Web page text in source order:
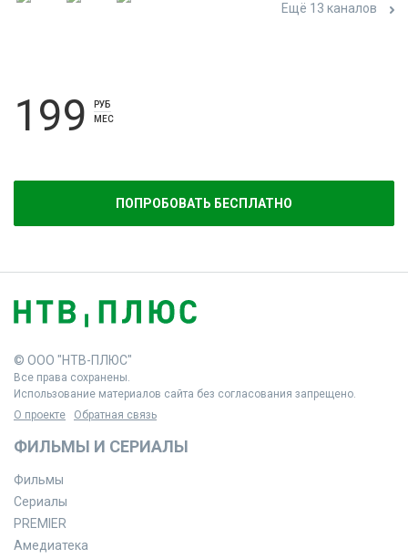
Ещё 13 каналов
199
РУБ
МЕС
ПОПРОБОВАТЬ БЕСПЛАТНО
© ООО "НТВ-ПЛЮС"
Все права сохранены.
Использование материалов сайта без согласования запрещено.
О проекте
Обратная связь
ФИЛЬМЫ И СЕРИАЛЫ
Фильмы
Сериалы
PREMIER
Амедиатека